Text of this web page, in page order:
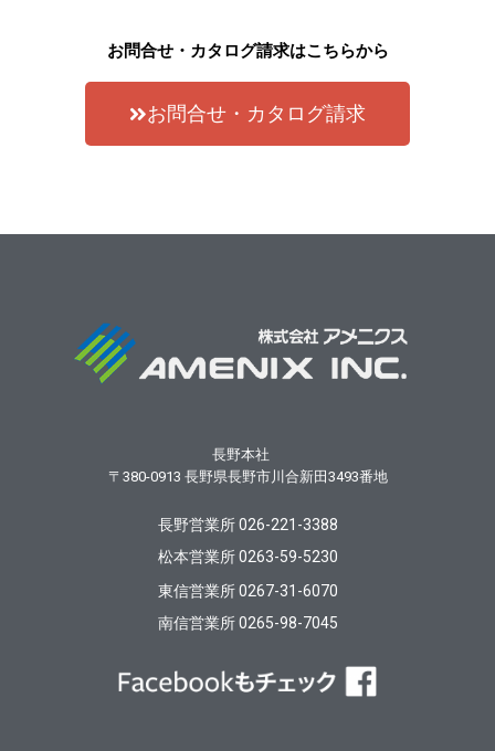
お問合せ・カタログ請求はこちらから
お問合せ・カタログ請求
長野本社
〒380-0913 長野県長野市川合新田3493番地
長野営業所 026-221-3388
松本営業所 0263-59-5230
東信営業所 0267-31-6070
南信営業所 0265-98-7045